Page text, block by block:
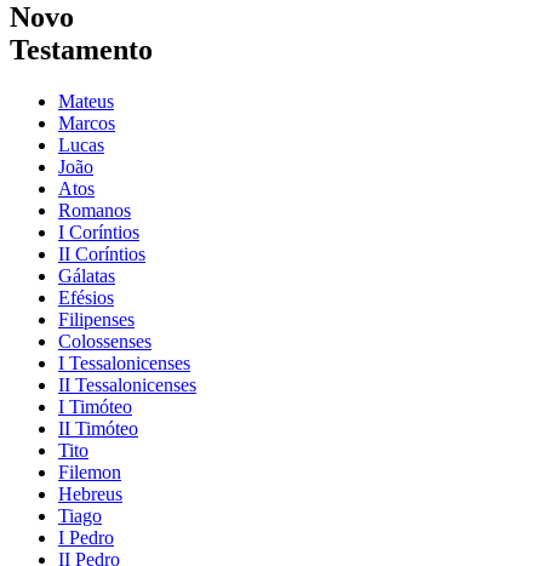
Novo
Testamento
Mateus
Marcos
Lucas
João
Atos
Romanos
I Coríntios
II Coríntios
Gálatas
Efésios
Filipenses
Colossenses
I Tessalonicenses
II Tessalonicenses
I Timóteo
II Timóteo
Tito
Filemon
Hebreus
Tiago
I Pedro
II Pedro